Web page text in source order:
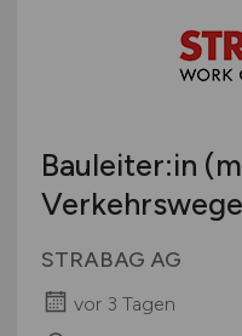
Bauleiter:in
STRABAG AG
vor 3 Tagen